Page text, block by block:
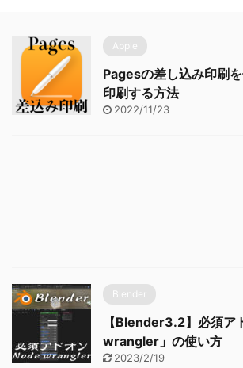
Apple
Pagesの差し込み印刷
印刷する方法
2022/11/23
Blender
【Blender3.2】必須ア
wrangler」の使い方
2023/2/19